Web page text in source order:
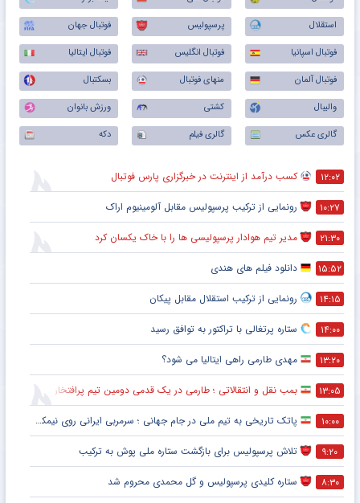
تیم‌ پرسپولیس
لیونل مسی
یوونتوس
تیم ملی فوتبال ایران
سپاهان
علی کریمی
سردار آزمون
تراکتورسازی
کریستیانو رونالدو
استقلال
پرسپولیس
فوتبال جهان
فوتبال اسپانیا
فوتبال انگلیس
فوتبال ایتالیا
فوتبال آلمان
منهای فوتبال
بسکتبال
والیبال
کشتی
ورزش بانوان
گالری عکس
گالری فیلم دکه
۱۲:۰۲ کسب درآمد از اینترنت در خبرگزاری پارس فوتبال
۱۰:۲۷ رونمایی از ترکیب پرسپولیس‌ مقابل آلومینیوم اراک
۲۱:۳۰ مدیر تیم هوادار پرسپولیسی ها را با خاک یکسان کرد
۱۵:۵۲ دانلود فیلم های هندی
۱۴:۱۵ رونمایی از ترکیب استقلال مقابل پیکان
۱۴:۰۰ ستاره پرتغالی با تراکتور به توافق رسید
۱۳:۲۰ مهدی طارمی راهی ایتالیا می شود؟
۱۳:۰۵ بمب نقل و انتقالاتی ؛ طارمی در یک قدمی دومین تیم پرافتخار اروپا
۱۰:۰۰ پاتک تاریخی به تیم ملی در جام جهانی ؛ سرمربی ایرانی روی نیمکت آمریکا
۹:۲۰ تلاش پرسپولیس برای بازگشت ستاره ملی پوش به ترکیب
۸:۳۰ ستاره کلیدی پرسپولیس و گل محمدی محروم شد